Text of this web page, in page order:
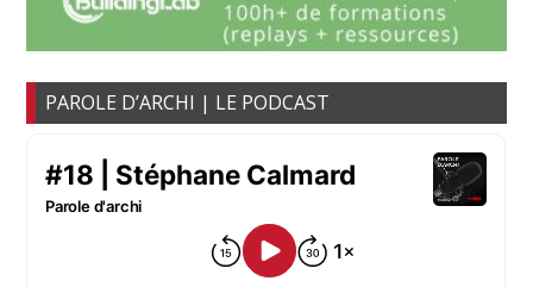
PAROLE D’ARCHI | LE PODCAST